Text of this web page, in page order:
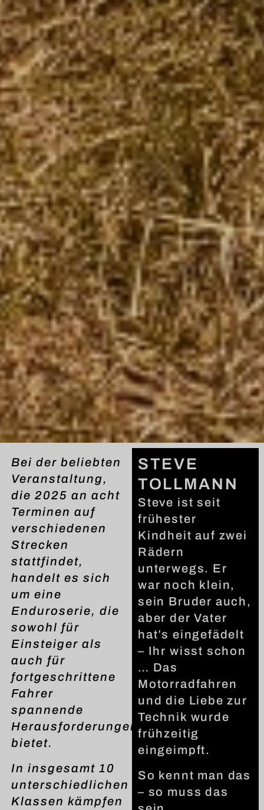
Bei der beliebten
Veranstaltung,
die 2025 an acht
Terminen auf
verschiedenen
Strecken
stattfindet,
handelt es sich
um eine
Enduroserie, die
sowohl für
Einsteiger als
auch für
fortgeschrittene
Fahrer
spannende
Herausforderungen
bietet.
In insgesamt 10
unterschiedlichen
Klassen kämpfen
STEVE
TOLLMANN
Steve ist seit
frühester
Kindheit auf zwei
Rädern
unterwegs. Er
war noch klein,
sein Bruder auch,
aber der Vater
hat’s eingefädelt
– Ihr wisst schon
… Das
Motorradfahren
und die Liebe zur
Technik wurde
frühzeitig
eingeimpft.
So kennt man das
– so muss das